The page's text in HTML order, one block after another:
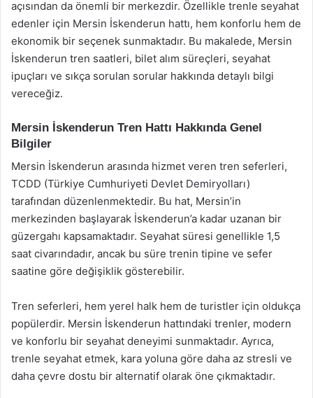
açısından da önemli bir merkezdir. Özellikle trenle seyahat
edenler için Mersin İskenderun hattı, hem konforlu hem de
ekonomik bir seçenek sunmaktadır. Bu makalede, Mersin
İskenderun tren saatleri, bilet alım süreçleri, seyahat
ipuçları ve sıkça sorulan sorular hakkında detaylı bilgi
vereceğiz.
Mersin İskenderun Tren Hattı Hakkında Genel
Bilgiler
Mersin İskenderun arasında hizmet veren tren seferleri,
TCDD (Türkiye Cumhuriyeti Devlet Demiryolları)
tarafından düzenlenmektedir. Bu hat, Mersin’in
merkezinden başlayarak İskenderun’a kadar uzanan bir
güzergahı kapsamaktadır. Seyahat süresi genellikle 1,5
saat civarındadır, ancak bu süre trenin tipine ve sefer
saatine göre değişiklik gösterebilir.
Tren seferleri, hem yerel halk hem de turistler için oldukça
popülerdir. Mersin İskenderun hattındaki trenler, modern
ve konforlu bir seyahat deneyimi sunmaktadır. Ayrıca,
trenle seyahat etmek, kara yoluna göre daha az stresli ve
daha çevre dostu bir alternatif olarak öne çıkmaktadır.